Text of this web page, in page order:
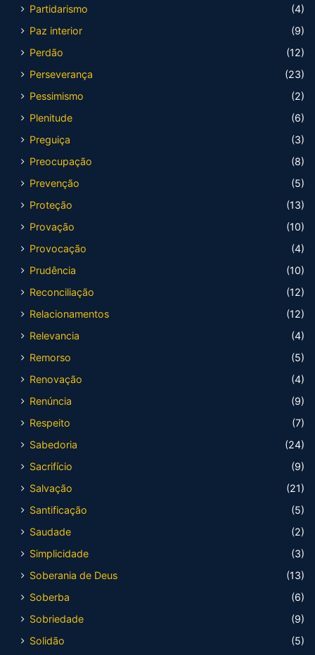
Partidarismo
(4)
Paz interior
(9)
Perdão
(12)
Perseverança
(23)
Pessimismo
(2)
Plenitude
(6)
Preguiça
(3)
Preocupação
(8)
Prevenção
(5)
Proteção
(13)
Provação
(10)
Provocação
(4)
Prudência
(10)
Reconciliação
(12)
Relacionamentos
(12)
Relevancia
(4)
Remorso
(5)
Renovação
(4)
Renúncia
(9)
Respeito
(7)
Sabedoria
(24)
Sacrifício
(9)
Salvação
(21)
Santificação
(5)
Saudade
(2)
Simplicidade
(3)
Soberania de Deus
(13)
Soberba
(6)
Sobriedade
(9)
Solidão
(5)